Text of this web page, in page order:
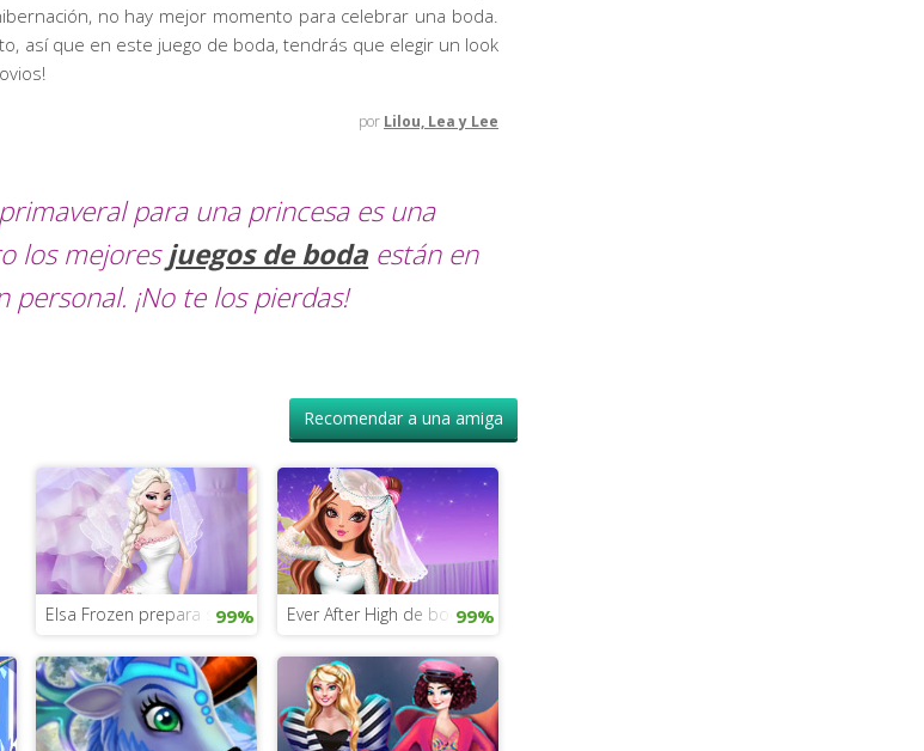
no hay mejor momento para celebrar una boda.
así que en este juego de boda, tendrás que elegir un look
por Lilou, Lea y Lee
primaveral para una princesa es una
los mejoresjuegos de boda están en
personal. ¡No te los pierdas!
Recomendar a una amiga
Elsa Frozen prepara su boda
99% Ever After High de boda99%